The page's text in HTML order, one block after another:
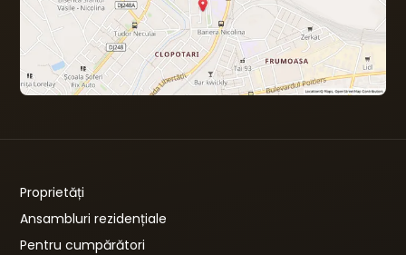
Proprietăți
Ansambluri rezidențiale
Pentru cumpărători